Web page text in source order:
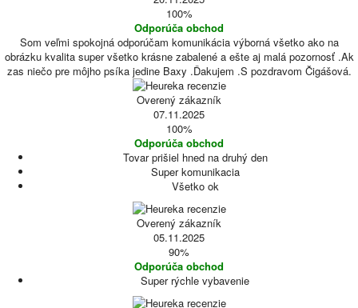
100%
Odporúča obchod
Som veľmi spokojná odporúčam komunikácia výborná všetko ako na
obrázku kvalita super všetko krásne zabalené a ešte aj malá pozornosť .Ak
zas niečo pre môjho psíka jedine Baxy .Ďakujem .S pozdravom Čigášová.
Overený zákazník
07.11.2025
100%
Odporúča obchod
Tovar prišiel hned na druhý den
Super komunikacia
Všetko ok
Overený zákazník
05.11.2025
90%
Odporúča obchod
Super rýchle vybavenie